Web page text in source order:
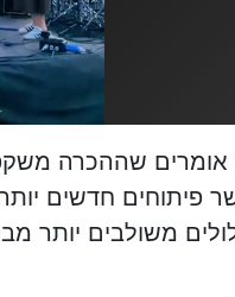
אומרים שההכרה
פיתוחים חדשים
משולבים יותר